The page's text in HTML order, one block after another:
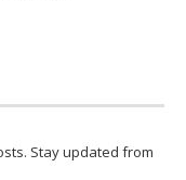
Stay updated from